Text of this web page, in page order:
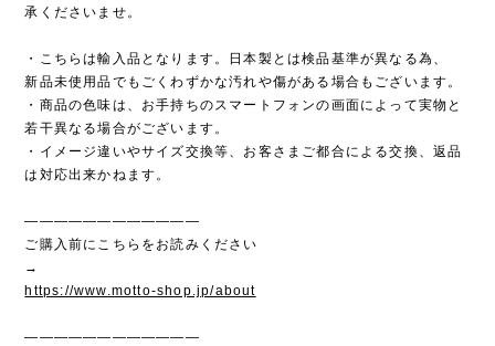
承くださいませ。
・こちらは輸入品となります。日本製とは検品基準が異なる為、
新品未使用品でもごくわずかな汚れや傷がある場合もございます。
・商品の色味は、お手持ちのスマートフォンの画面によって実物と
若干異なる場合がございます。
・イメージ違いやサイズ交換等、お客さまご都合による交換、返品
は対応出来かねます。
————————————
ご購入前にこちらをお読みください
→
https://www.motto-shop.jp/about
————————————